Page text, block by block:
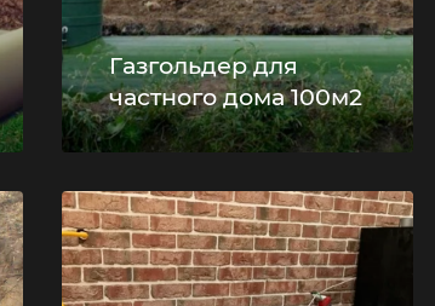
Газгольдер для
частного дома 100м2